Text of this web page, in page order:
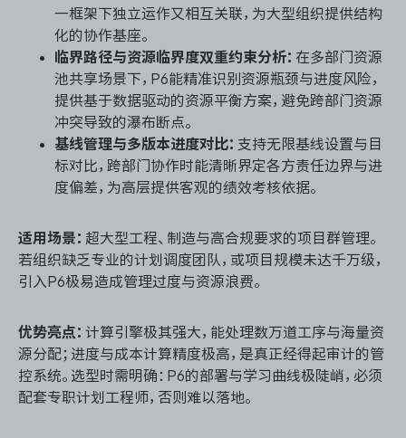
一框架下独立运作又相互关联，为大型组织提供结构
化的协作基座。
临界路径与资源临界度双重约束分析： 在多部门资源
池共享场景下，P6能精准识别资源瓶颈与进度风险，
提供基于数据驱动的资源平衡方案，避免跨部门资源
冲突导致的瀑布断点。
基线管理与多版本进度对比： 支持无限基线设置与目
标对比，跨部门协作时能清晰界定各方责任边界与进
度偏差，为高层提供客观的绩效考核依据。
适用场景： 超大型工程、制造与高合规要求的项目群管理。
若组织缺乏专业的计划调度团队，或项目规模未达千万级，
引入P6极易造成管理过度与资源浪费。
优势亮点： 计算引擎极其强大，能处理数万道工序与海量资
源分配；进度与成本计算精度极高，是真正经得起审计的管
控系统。选型时需明确：P6的部署与学习曲线极陡峭，必须
配套专职计划工程师，否则难以落地。